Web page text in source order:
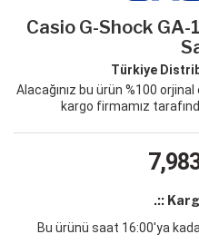
Casio G-Shock
Türkiye
Alacağınız bu ürün %100
kargo firmamız
.::
Bu ürünü saat 16:00'ya